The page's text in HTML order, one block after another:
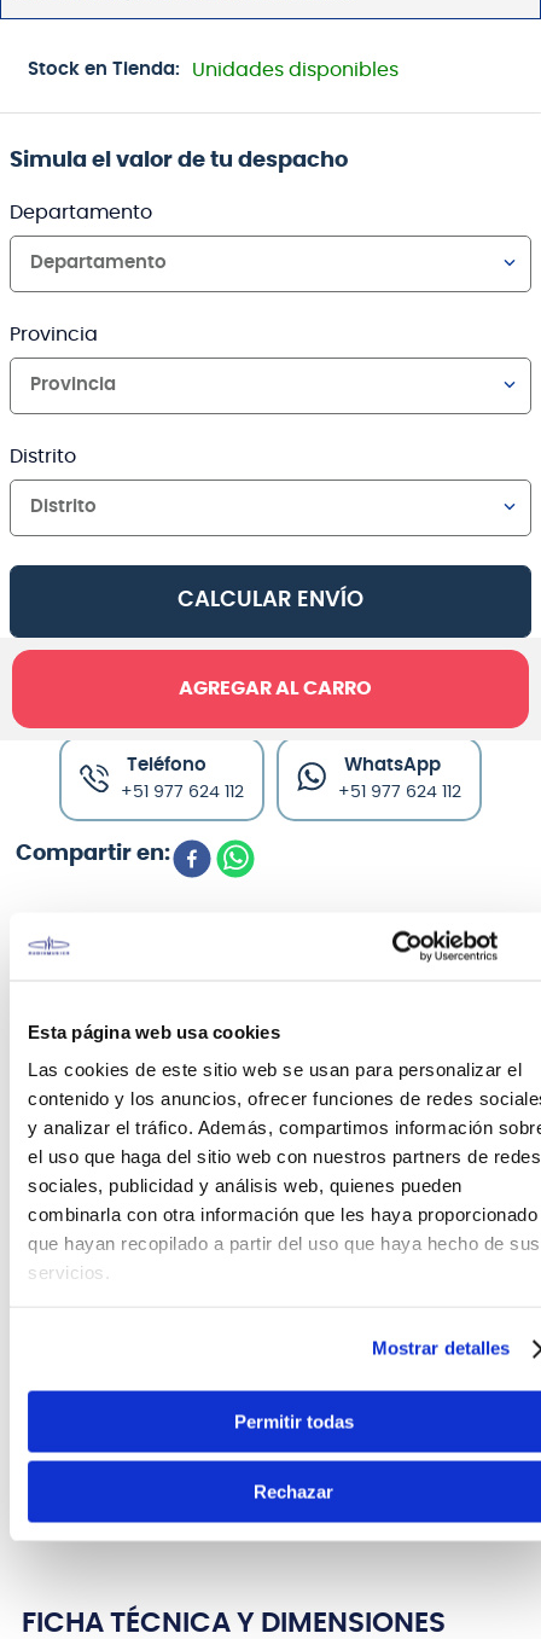
Esta página web usa cookies
Las cookies de este sitio web se usan para personalizar el
contenido y los anuncios, ofrecer funciones de redes
y analizar el tráfico. Además, compartimos información
el uso que haga del sitio web con nuestros partners de redes
sociales, publicidad y análisis web, quienes pueden
combinarla con otra información que les haya proporcionado
que hayan recopilado a partir del uso que haya hecho de sus
servicios.
Mostrar detalles
Permitir todas
Rechazar
Stock en Tienda: Unidades disponibles
Simula el valor de tu despacho
Departamento
Departamento
Provincia
Provincia
Distrito
Distrito
CALCULAR ENVÍO
AGREGAR AL CARRO
Canales de venta y asesoría
Teléfono
+51 977 624 112
WhatsApp
+51 977 624 112
proporcionan una fuerza sin precedentes y una
vida útil más larga al tiempo que conservan el tono
y la sensación 100% Earthwood. El acero de ultra
alta resistencia líder de la industria de Ernie Ball se
incluye tanto en la cuerda como en las cuerdas
lisas para proporcionar una resistencia superior a
la tracción y a la fatiga para cuerdas que se afinan
rápidamente y se mantengan bajo los estilos y
El acoplamiento del nanotratamiento Everlast de
con plasma innovador proporciona una mayor
resistencia a la corrosión y una menor acumulación
de desechos que roban el tono. Experimenta el
vale la pena tocar con todos los beneficios y sin
compromisos. Calibres .010, .014 .020, .028, .040, .050
FICHA TÉCNICA Y DIMENSIONES